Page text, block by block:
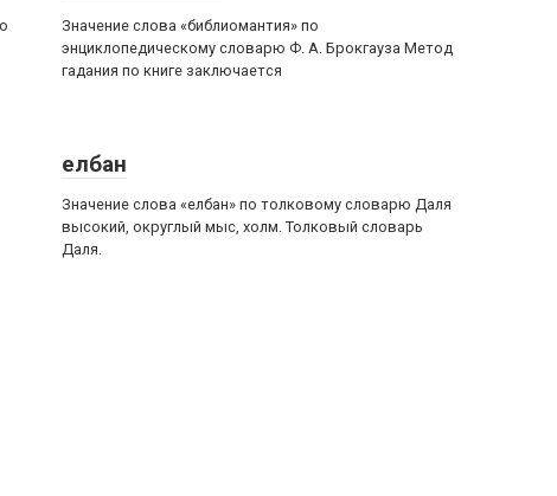
Значение слова «библиомантия» по
энциклопедическому словарю Ф. А. Брокгауза Метод
гадания по книге заключается
елбан
Значение слова «елбан» по толковому словарю Даля
высокий, округлый мыс, холм. Толковый словарь
Даля.